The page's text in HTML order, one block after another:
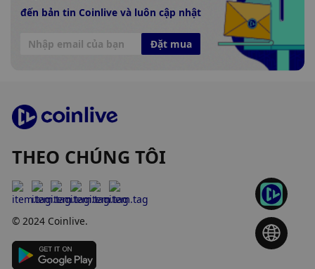
đến bản tin Coinlive và luôn cập nhật
Đặt mua
THEO CHÚNG TÔI
© 2024 Coinlive.